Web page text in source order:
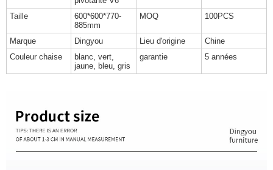
Taille
600*600*770-
885mm
MOQ 100PCS
Marque Dingyou Lieu d'origine
Chine
Couleur chaise
blanc, vert,
jaune, bleu, gris
garantie 5 années